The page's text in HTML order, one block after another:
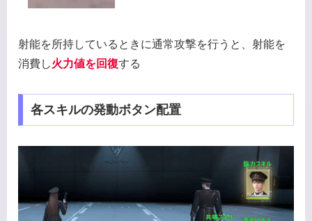
射能を所持しているときに通常攻撃を行うと、射能を
消費し火力値を回復する
各スキルの発動ボタン配置